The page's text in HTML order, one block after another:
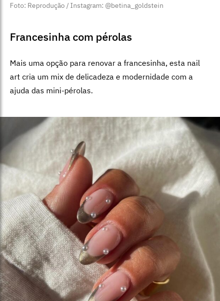
Foto: Reprodução / Instagram: @betina_goldstein
Francesinha com pérolas
Mais uma opção para renovar a francesinha, esta nail
art cria um mix de delicadeza e modernidade com a
ajuda das mini-pérolas.